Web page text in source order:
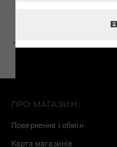
ПРО МАГАЗИН:
Повернення і обмін
Карта магазинів